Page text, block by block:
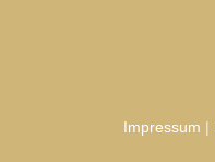
Impressum